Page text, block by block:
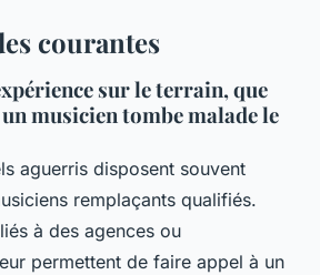
courantes
sur le terrain, que
musicien tombe malade le
aguerris disposent souvent
remplaçants qualifiés.
à des agences ou
permettent de faire appel à un